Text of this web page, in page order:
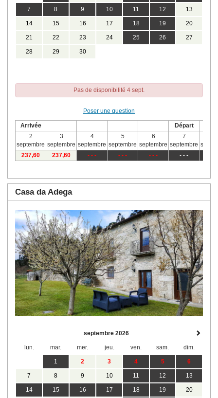
7 8 9 10 11 12 13
14 15 16 17 18 19 20
21 22 23 24 25 26 27
28 29 30
Pas de disponibilité 4 sept.
Poser une question
Arrivée
Départ
2
septembre
3
septembre
4
septembre
5
septembre
6
septembre
7
septembre
237,60 237,60 - - - - - - - - - - - -
Casa da Adega
septembre 2026
lun. mar. mer. jeu. ven. sam. dim.
1 2 3 4 5 6
7 8 9 10 11 12 13
14 15 16 17 18 19 20